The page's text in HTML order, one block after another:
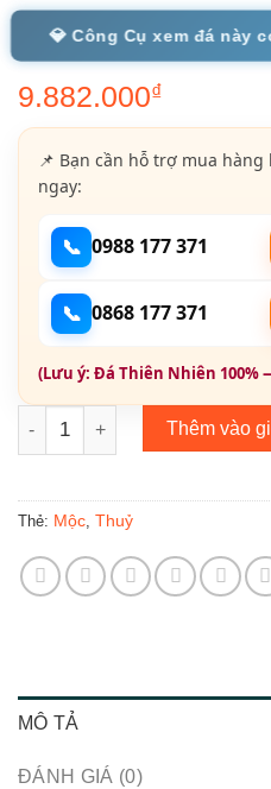
💎 Công Cụ xem đá này
9.882.000₫
📌 Bạn cần hỗ trợ mua
ngay:
📞 0988 177 371
📞 0868 177 371
(Lưu ý: Đá Thiên Nhiên
Sapphire Xanh Đen Thiên
Thêm vào
Thẻ: Mộc, Thuỷ
MÔ TẢ
ĐÁNH GIÁ (0)